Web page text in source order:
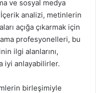
ve sosyal medya
analizi, metinlerin
açığa çıkarmak için
profesyonelleri, bu
ilgi alanlarını,
iyi anlayabilirler.
birleşimiyle